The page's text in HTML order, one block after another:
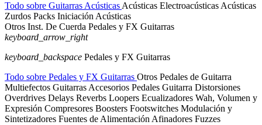
Todo sobre Guitarras Acústicas Acústicas Electroacústicas Acústicas
Zurdos Packs Iniciación Acústicas
Otros Inst. De Cuerda Pedales y FX Guitarras
keyboard_arrow_right
keyboard_backspace Pedales y FX Guitarras
Todo sobre Pedales y FX Guitarras Otros Pedales de Guitarra
Multiefectos Guitarras Accesorios Pedales Guitarra Distorsiones
Overdrives Delays Reverbs Loopers Ecualizadores Wah, Volumen y
Expresión Compresores Boosters Footswitches Modulación y
Sintetizadores Fuentes de Alimentación Afinadores Fuzzes